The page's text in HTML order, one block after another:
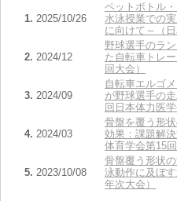
1. 2025/10/26
ペットボトル
水泳授業での
に向けて～（
2. 2024/12
野球選手のラ
た自転車トレ
回大会）
3. 2024/09
自転車エルゴ
が野球選手の
回日本体力医学
4. 2024/03
骨盤を覆う形
効果：課題解
体育学会第15回
5. 2023/10/08
骨盤覆う形状
泳動作に及ぼ
年次大会）